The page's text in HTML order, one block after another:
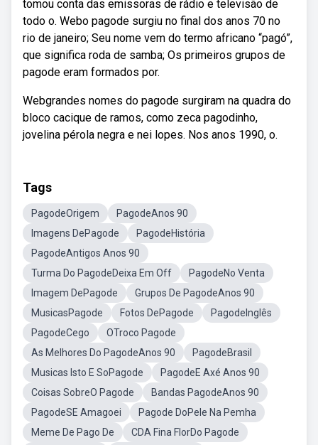
tomou conta das emissoras de rádio e televisão de
todo o. Webo pagode surgiu no final dos anos 70 no
rio de janeiro; Seu nome vem do termo africano “pagó”,
que significa roda de samba; Os primeiros grupos de
pagode eram formados por.
Webgrandes nomes do pagode surgiram na quadra do
bloco cacique de ramos, como zeca pagodinho,
jovelina pérola negra e nei lopes. Nos anos 1990, o.
Tags
PagodeOrigem
PagodeAnos 90
Imagens DePagode
PagodeHistória
PagodeAntigos Anos 90
Turma Do PagodeDeixa Em Off
PagodeNo Venta
Imagem DePagode
Grupos De PagodeAnos 90
MusicasPagode
Fotos DePagode
PagodeInglês
PagodeCego
OTroco Pagode
As Melhores Do PagodeAnos 90
PagodeBrasil
Musicas Isto E SoPagode
PagodeE Axé Anos 90
Coisas SobreO Pagode
Bandas PagodeAnos 90
PagodeSE Amagoei
Pagode DoPele Na Pemha
Meme De Pago De
CDA Fina FlorDo Pagode